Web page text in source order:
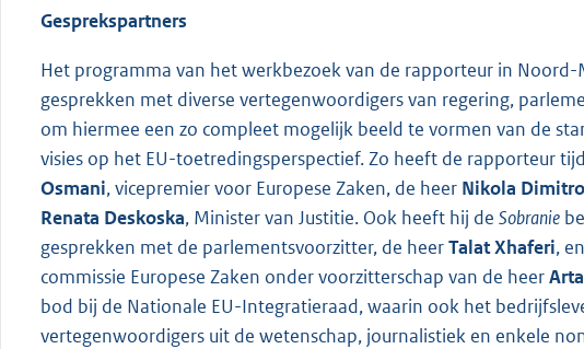
Gesprekspartners
Het programma van het werkbezoek van de rapporteur in
gesprekken met diverse vertegenwoordigers van regering,
om hiermee een zo compleet mogelijk beeld te vormen van de
visies op het EU-toetredingsperspectief. Zo heeft de rapporteur
Osmani, vicepremier voor Europese Zaken, de heer Nikola
Renata Deskoska, Minister van Justitie. Ook heeft hij de Sobranie
gesprekken met de parlementsvoorzitter, de heerTalat Xhaferi,
commissie Europese Zaken onder voorzitterschap van de heer
bod bij de Nationale EU-Integratieraad, waarin ook het
vertegenwoordigers uit de wetenschap, journalistiek en enkele